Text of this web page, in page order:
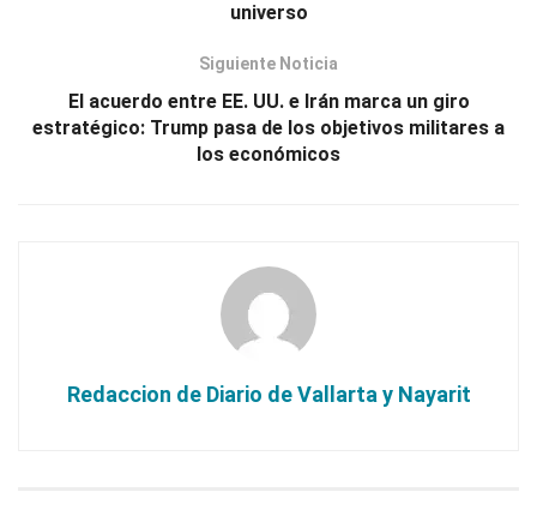
universo
Siguiente Noticia
El acuerdo entre EE. UU. e Irán marca un giro
estratégico: Trump pasa de los objetivos militares a
los económicos
Redaccion de Diario de Vallarta y Nayarit